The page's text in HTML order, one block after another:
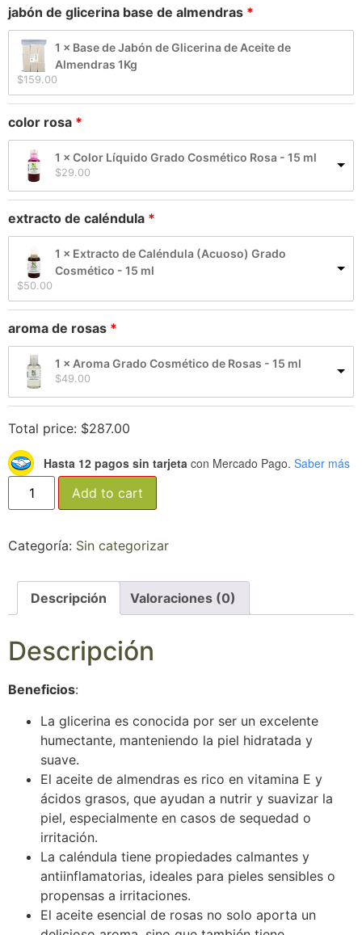
jabón de glicerina base de almendras
1 × Base de Jabón de Glicerina de Aceite de
Almendras 1Kg
$159.00
color rosa
1 × Color Líquido Grado Cosmético Rosa - 15 ml
$29.00
extracto de caléndula
1 × Extracto de Caléndula (Acuoso) Grado
Cosmético - 15 ml
$50.00
aroma de rosas
1 × Aroma Grado Cosmético de Rosas - 15 ml
$49.00
Total price: $287.00
Hasta 12 pagos sin tarjeta con Mercado Pago. Saber más
Add to cart
Categoría: Sin categorizar
Descripción Valoraciones (0)
Descripción
Beneficios:
La glicerina es conocida por ser un excelente
humectante, manteniendo la piel hidratada y
suave.
El aceite de almendras es rico en vitamina E y
ácidos grasos, que ayudan a nutrir y suavizar la
piel, especialmente en casos de sequedad o
irritación.
La caléndula tiene propiedades calmantes y
antiinflamatorias, ideales para pieles sensibles o
propensas a irritaciones.
El aceite esencial de rosas no solo aporta un